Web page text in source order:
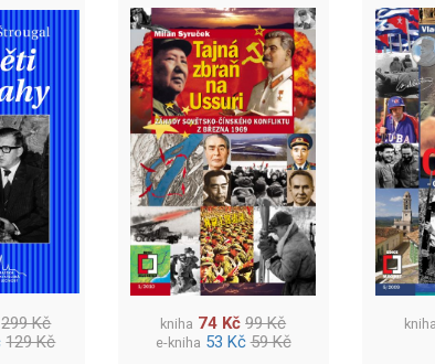
299 Kč
129 Kč
kniha 74 Kč 99 Kč
e-kniha 53 Kč 59 Kč
kniha